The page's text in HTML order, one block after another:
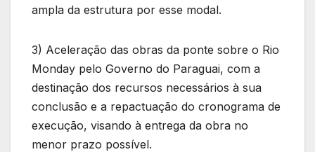
ampla da estrutura por esse modal.
3) Aceleração das obras da ponte sobre o Rio
Monday pelo Governo do Paraguai, com a
destinação dos recursos necessários à sua
conclusão e a repactuação do cronograma de
execução, visando à entrega da obra no
menor prazo possível.